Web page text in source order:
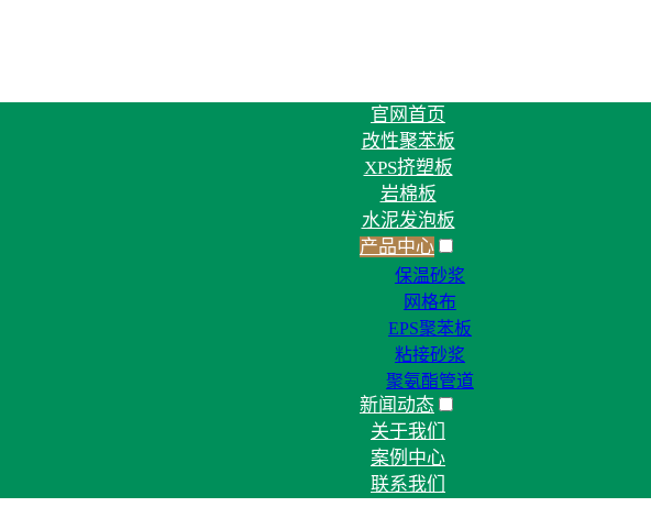
官网首页
改性聚苯板
XPS挤塑板
岩棉板
水泥发泡板
产品中心
保温砂浆
网格布
EPS聚苯板
粘接砂浆
聚氨酯管道
新闻动态
关于我们
案例中心
联系我们